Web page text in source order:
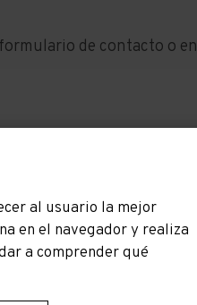
de contacto o en
facilitar ninguna
al usuario la mejor
en el navegador y realiza
a comprender qué